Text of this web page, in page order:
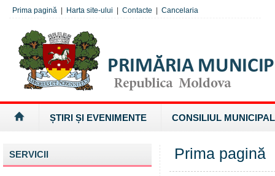
Prima pagină Harta site-ului Contacte Cancelaria
ȘTIRI ȘI EVENIMENTE CONSILIUL MUNICIPAL
SERVICII Prima pagină